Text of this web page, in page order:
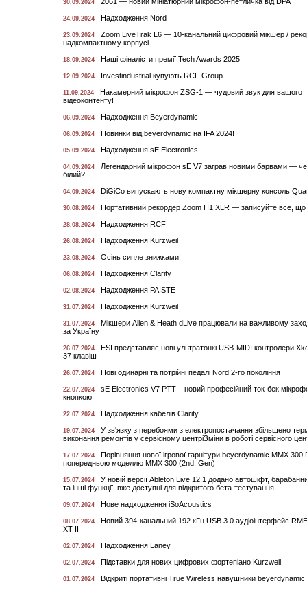
30.09.2024
24.09.2024 Надходження Nord
23.09.2024
Zoom LiveTrak L6 — 10-канальний цифровий мікшер /
надкомпактному корпусі
18.09.2024 Наші фіналісти премії Tech Awards 2025
12.09.2024 Investindustrial купують RCF Group
11.09.2024
Накамерний мікрофон ZSG-1 — чудовий звук для вашого
відеоконтенту!
06.09.2024 Надходження Beyerdynamic
06.09.2024 Новинки від beyerdynamic на IFA 2024!
05.09.2024 Надходження sE Electronics
04.09.2024
Легендарний мікрофон sE V7 заграв новими барвами —
білий?
04.09.2024 DiGiCo випускають нову компактну мікшерну консоль
30.08.2024 Портативний рекордер Zoom H1 XLR — записуйте все, що
28.08.2024 Надходження RCF
26.08.2024 Надходження Kurzweil
23.08.2024 Осінь сипле знижками!
06.08.2024 Надходження Clarity
02.08.2024 Надходження PAISTE
31.07.2024 Надходження Kurzweil
31.07.2024
Мікшери Allen & Heath dLive працювали на важливому
за Україну
26.07.2024
ESI представляє нові ультратонкі USB-MIDI контролери
37 клавіш
26.07.2024 Нові одинарні та потрійні педалі Nord 2-го покоління
22.07.2024
sE Electronics V7 PTT – новий професійний ток-бек
кнопкою
22.07.2024 Надходження кабелів Clarity
19.07.2024
У зв'язку з перебоями з електропостачання збільшено
виконання ремонтів у сервісному центріЗміни в роботі сервісного
17.07.2024
Порівняння нової ігрової гарнітури beyerdynamic MMX 300
попередньою моделлю MMX 300 (2nd. Gen)
15.07.2024
У новій версії Ableton Live 12.1 додано автошіфт,
та інші функції, вже доступні для відкритого бета-тестування
09.07.2024 Нове надходження iSoAcoustics
08.07.2024
Новий 394-канальний 192 кГц USB 3.0 аудіоінтерфейс
XT II
02.07.2024 Надходження Laney
02.07.2024 Підставки для нових цифрових фортепіано Kurzweil
01.07.2024 Відкриті портативні True Wireless навушники